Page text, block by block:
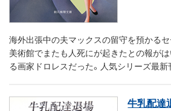
海外出張中の夫マックスの留守を預かるセ
美術館でまたも人死にが起きたとの報が
る画家ドロレスだった。人気シリーズ最新
牛乳配達